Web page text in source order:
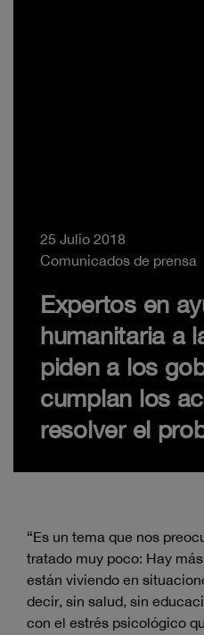
25 Julio 2018
Comunicados de prensa
Expertos en
humanitaria a
piden a los
cumplan los
resolver el
“Es un tema que nos
tratado muy poco: Hay
están viviendo en
decir, sin salud, sin
con el estrés psicológico